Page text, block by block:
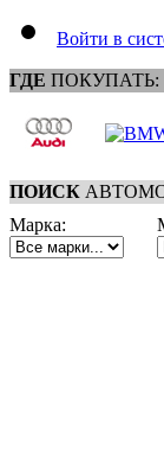
Войти в
ГДЕ ПОКУПАТЬ:
ПОИСК
Марка: